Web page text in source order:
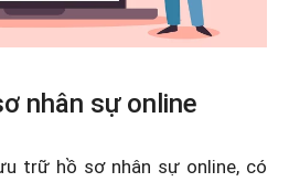
nhân sự online
trữ hồ sơ nhân sự online, có